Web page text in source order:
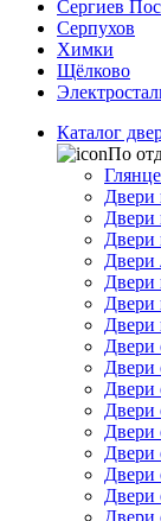
Сергиев
Серпухов
Химки
Щёлково
Каталог
По
Двери
Двери
Двери
Двери
Двери
Двери
Двери
Двери
Двери
Двери
Двери
Двери
Двери
Двери